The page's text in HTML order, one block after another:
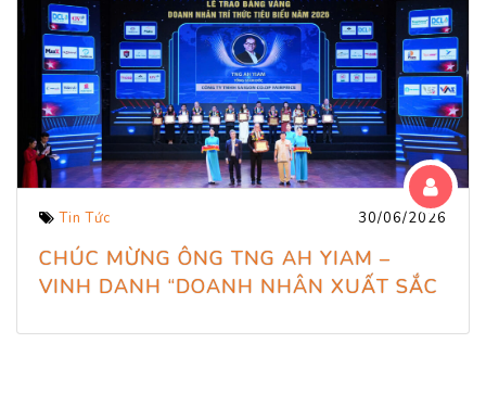
Tin Tức 30/06/2026
CHÚC MỪNG ÔNG TNG AH YIAM –
VINH DANH “DOANH NHÂN XUẤT SẮC